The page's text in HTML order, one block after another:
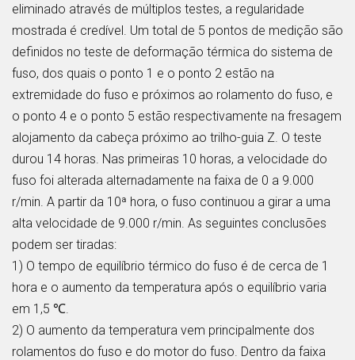
eliminado através de múltiplos testes, a regularidade
mostrada é credível. Um total de 5 pontos de medição são
definidos no teste de deformação térmica do sistema de
fuso, dos quais o ponto 1 e o ponto 2 estão na
extremidade do fuso e próximos ao rolamento do fuso, e
o ponto 4 e o ponto 5 estão respectivamente na fresagem
alojamento da cabeça próximo ao trilho-guia Z. O teste
durou 14 horas. Nas primeiras 10 horas, a velocidade do
fuso foi alterada alternadamente na faixa de 0 a 9.000
r/min. A partir da 10ª hora, o fuso continuou a girar a uma
alta velocidade de 9.000 r/min. As seguintes conclusões
podem ser tiradas:
1) O tempo de equilíbrio térmico do fuso é de cerca de 1
hora e o aumento da temperatura após o equilíbrio varia
em 1,5 ℃.
2) O aumento da temperatura vem principalmente dos
rolamentos do fuso e do motor do fuso. Dentro da faixa